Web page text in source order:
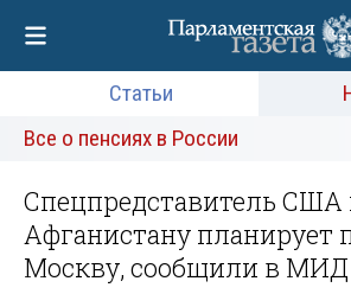
Статьи
Все о пенсиях в России
Спецпредставитель США
Афганистану планирует
Москву, сообщили в МИД